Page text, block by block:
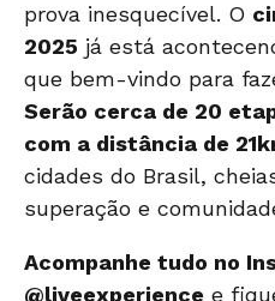
prova inesquecível. O
2025 já está
que bem-vindo para
Serão cerca de 20
com a distância de
cidades do Brasil,
superação e
Acompanhe tudo no
@liveexperience e